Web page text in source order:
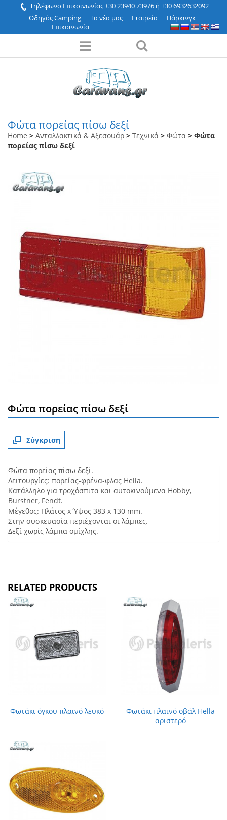
Τηλέφωνο Επικοινωνίας +30 23940 73976 ή +30 6932632092
Οδηγός Camping
Τα νέα μας Εταιρεία
Πάρκινγκ
Επικοινωνία
Φώτα πορείας πίσω δεξί
Home > Ανταλλακτικά & Αξεσουάρ > Τεχνικά > Φώτα > Φώτα
πορείας πίσω δεξί
Φώτα πορείας πίσω δεξί
Σύγκριση
Φώτα πορείας πίσω δεξί.
Λειτουργίες: πορείας-φρένα-φλας Hella.
Κατάλληλο για τροχόσπιτα και αυτοκινούμενα Hobby,
Burstner, Fendt.
Μέγεθος: Πλάτος x Ύψος 383 x 130 mm.
Στην συσκευασία περιέχονται οι λάμπες.
Δεξί χωρίς λάμπα ομίχλης.
RELATED PRODUCTS
Φωτάκι πλαϊνό οβάλ Ηella
αριστερό
Φωτάκι όγκου πλαϊνό λευκό